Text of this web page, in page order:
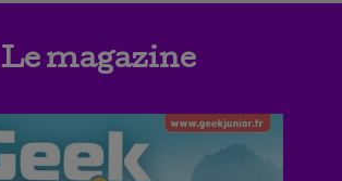
Le magazine